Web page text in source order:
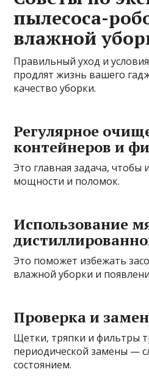
пылесоса-
влажной
Правильный уход и
продлят жизнь вашего
качество уборки.
Регулярное
контейнеров и
Это главная задача, чтобы
мощности и поломок.
Использование
Это поможет избежать
влажной уборки и
Проверка и
Щетки, тряпки и фильтры
периодической замены —
состоянием.